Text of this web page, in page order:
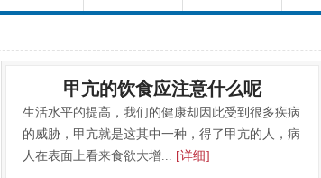
甲亢的饮食应注意什么呢
生活水平的提高，我们的健康却因此受到很多疾病
的威胁，甲亢就是这其中一种，得了甲亢的人，病
人在表面上看来食欲大增... [详细]